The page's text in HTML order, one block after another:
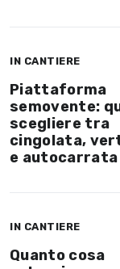
IN CANTIERE
Piattaforma
semovente:
scegliere tra
cingolata,
e autocarrata
IN CANTIERE
Quanto cosa